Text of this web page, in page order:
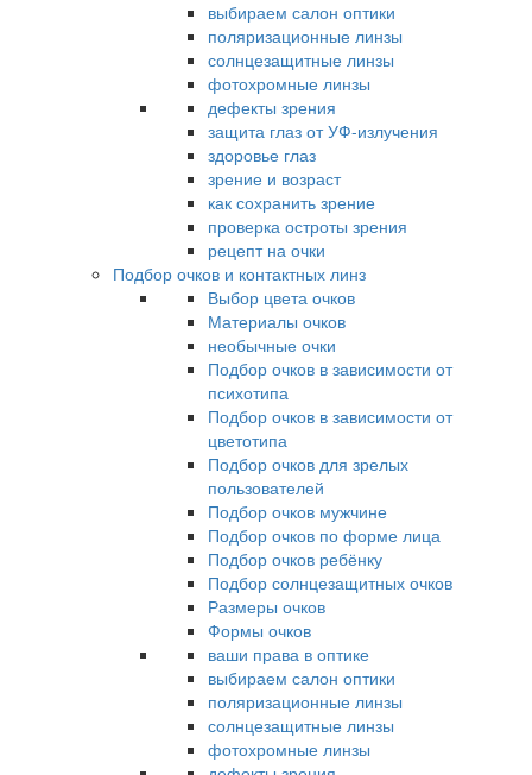
выбираем салон оптики
поляризационные линзы
солнцезащитные линзы
фотохромные линзы
дефекты зрения
защита глаз от УФ-излучения
здоровье глаз
зрение и возраст
как сохранить зрение
проверка остроты зрения
рецепт на очки
Подбор очков и контактных линз
Выбор цвета очков
Материалы очков
необычные очки
Подбор очков в зависимости от
психотипа
Подбор очков в зависимости от
цветотипа
Подбор очков для зрелых
пользователей
Подбор очков мужчине
Подбор очков по форме лица
Подбор очков ребёнку
Подбор солнцезащитных очков
Размеры очков
Формы очков
ваши права в оптике
выбираем салон оптики
поляризационные линзы
солнцезащитные линзы
фотохромные линзы